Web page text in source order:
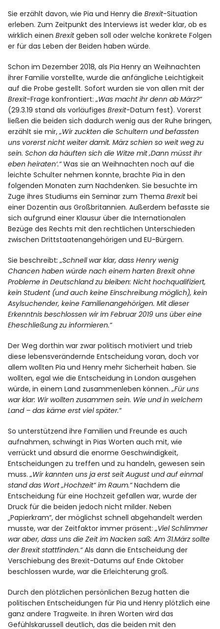
Sie erzählt davon, wie Pia und Henry dieBrexit-Situation
erleben. Zum Zeitpunkt des Interviews ist weder klar, ob es
wirklich einenBrexitgeben soll oder welche konkrete Folgen
er für das Leben der Beiden haben würde.
Schon im Dezember 2018, als Pia Henry an Weihnachten
ihrer Familie vorstellte, wurde die anfängliche Leichtigkeit
auf die Probe gestellt. Sofort wurden sie von allen mit der
Brexit-Frage konfrontiert:„Was macht ihr denn ab März?“
(29.3.19 stand als vorläufigesBrexit-Datum fest). Vorerst
ließen die beiden sich dadurch wenig aus der Ruhe bringen,
erzählt sie mir,„Wir zuckten die Schultern und befassten
uns vorerst nicht weiter damit. März schien so weit weg zu
sein. Schon da häuften sich die Witze mit ‚Dann müsst ihr
eben heiraten‘.“Was sie an Weihnachten noch auf die
leichte Schulter nehmen konnte, brachte Pia in den
folgenden Monaten zum Nachdenken. Sie besuchte im
Zuge ihres Studiums ein Seminar zum ThemaBrexitbei
einer Dozentin aus Großbritannien. Außerdem befasste sie
sich aufgrund einer Klausur über die Internationalen
Bezüge des Rechts mit den rechtlichen Unterschieden
zwischen Drittstaatenangehörigen und EU-Bürgern.
Sie beschreibt: „Schnell war klar, dass Henry wenig
Chancen haben würde nach einem harten Brexit ohne
Probleme in Deutschland zu bleiben: Nicht hochqualifiziert,
kein Student (und auch keine Einschreibung möglich), kein
Asylsuchender, keine Familienangehörigen. Mit dieser
Erkenntnis beschlossen wir im Februar 2019 uns über eine
Eheschließung zu informieren.“
Der Weg dorthin war zwar politisch motiviert und trieb
diese lebensverändernde Entscheidung voran, doch vor
allem wollten Pia und Henry mehr Sicherheit haben. Sie
wollten, egal wie die Entscheidung in London ausgehen
würde, in einem Land zusammenleben können.„Für uns
war klar: Wir wollten zusammen sein. Wie und in welchem
Land – das käme erst viel später.“
So unterstützend ihre Familien und Freunde es auch
aufnahmen, schwingt in Pias Worten auch mit, wie
verrückt und absurd die enorme Geschwindigkeit,
Entscheidungen zu treffen und zu handeln, gewesen sein
muss.„Wir kannten uns ja erst seit August und auf einmal
stand das Wort „Hochzeit“ im Raum.“Nachdem die
Entscheidung für eine Hochzeit gefallen war, wurde der
Druck für die beiden jedoch nicht milder. Neben
„Papierkram“, der möglichst schnell abgehandelt werden
musste, war der Zeitfaktor immer präsent:„Viel Schlimmer
war aber, dass uns die Zeit im Nacken saß: Am 31.März sollte
der Brexit stattfinden.“Als dann die Entscheidung der
Verschiebung des Brexit-Datums auf Ende Oktober
beschlossen wurde, war die Erleichterung groß.
Durch den plötzlichen persönlichen Bezug hatten die
politischen Entscheidungen für Pia und Henry plötzlich eine
ganz andere Tragweite. In ihren Worten wird das
Gefühlskarussell deutlich, das die beiden mit den